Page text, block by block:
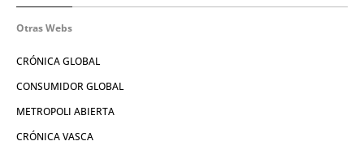
Otras Webs
CRÓNICA GLOBAL
CONSUMIDOR GLOBAL
METROPOLI ABIERTA
CRÓNICA VASCA